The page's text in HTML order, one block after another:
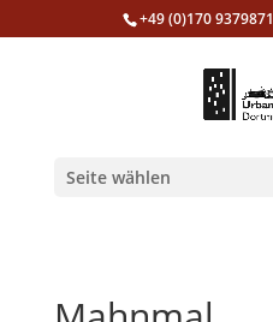
+49 (0)170 9379871
Seite wählen